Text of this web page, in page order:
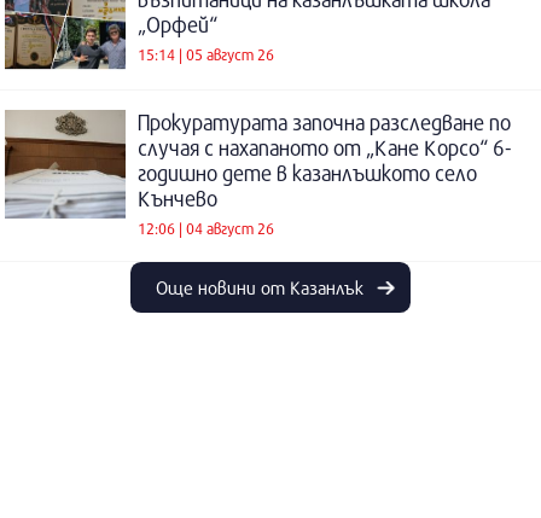
„Орфей“
15:14 | 05 август 26
Прокуратурата започна разследване по
случая с нахапаното от „Кане Корсо“ 6-
годишно дете в казанлъшкото село
Кънчево
12:06 | 04 август 26
Още новини от Казанлък